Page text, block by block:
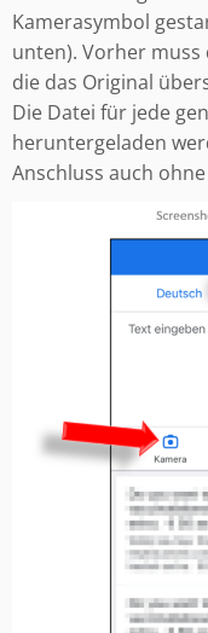
Kamerasymbol
unten). Vorher muss
die das Original
Die Datei für jede
heruntergeladen
Anschluss auch